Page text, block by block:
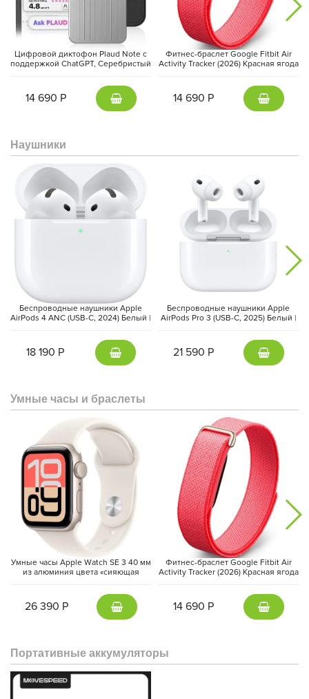
передачу сигнала на расстоянии до
совместимых устройств DJI также поддерживается прямое
подключение черезDJI OsmoAudio
, что упрощает настройку и
ускоряет начало работы.
Зарядный кейс продлевает автономность и позволяет всегда
держать оборудование готовым к записи. DJI Mic Mini 2 — это
удобное и надёжное решение для тех, кто хочет получать
Комплектация DJI Mic Mini 2 (1 TX + 1 Mobile RX + Charging Case):
Передатчик (1 шт.)
Ветрозащитный экран (Black/Gray) (1 шт.)
Магнитная передняя крышка (Obsidian Black) (1 шт.)
Магнитная передняя крышка (Glaze White) (1 шт.)
Цифровой диктофон Plaud Note с
поддержкой ChatGPT, Серебристый
14 690 Р
Фитнес-браслет Google Fitbit Air
Activity Tracker (2026) Красная ягода
14 690 Р
Наушники
Беспроводные наушники Apple
AirPods 4 ANC (USB-C, 2024) Белый |
18 190 Р
Беспроводные наушники Apple
AirPods Pro 3 (USB-C, 2025) Белый |
21 590 Р
Умные часы и браслеты
Умные часы Apple Watch SE 3 40 мм
из алюминия цвета «сияющая
«сияющая звезда» (S/M)
26 390 Р
Фитнес-браслет Google Fitbit Air
Activity Tracker (2026) Красная ягода
14 690 Р
Портативные аккумуляторы